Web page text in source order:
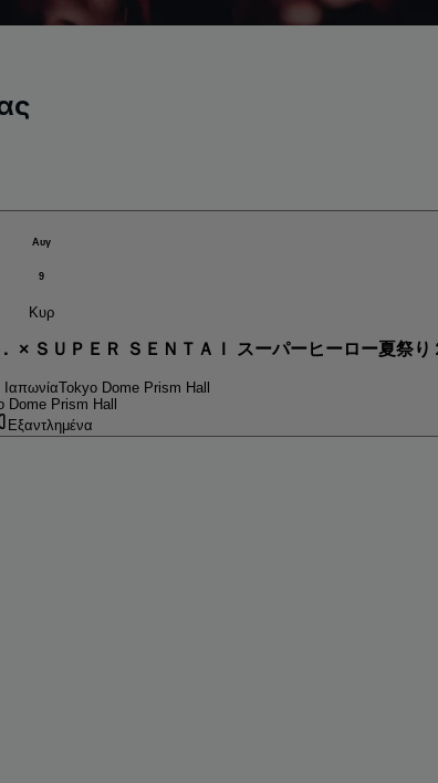
Αυγ
9
Κυρ
× ＳＵＰＥＲ ＳＥＮＴＡＩ スーパーヒーロー夏祭り
Tokyo Dome Prism Hall
Dome Prism Hall
Εξαντλημένα